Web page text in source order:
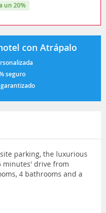
un 20%
con Atrápalo
seguro
parking, the luxurious
minutes' drive from
4 bathrooms and a